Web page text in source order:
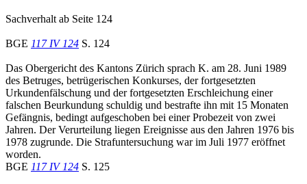
Sachverhalt ab Seite 124
BGE 117 IV 124 S. 124
Das Obergericht des Kantons Zürich sprach K. am 28. Juni 1989
des Betruges, betrügerischen Konkurses, der fortgesetzten
Urkundenfälschung und der fortgesetzten Erschleichung einer
falschen Beurkundung schuldig und bestrafte ihn mit 15 Monaten
Gefängnis, bedingt aufgeschoben bei einer Probezeit von zwei
Jahren. Der Verurteilung liegen Ereignisse aus den Jahren 1976 bis
1978 zugrunde. Die Strafuntersuchung war im Juli 1977 eröffnet
worden.
BGE 117 IV 124 S. 125